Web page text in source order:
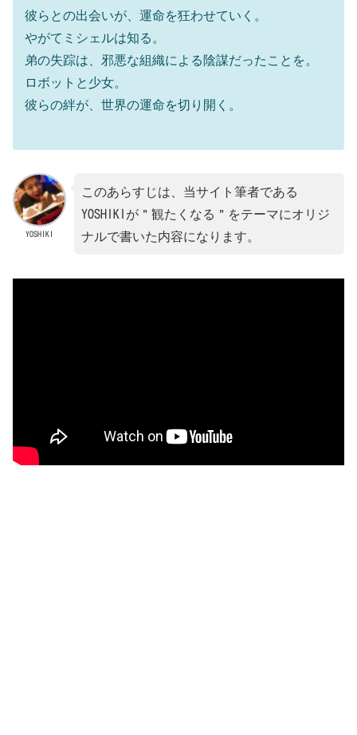
彼らとの出会いが、運命を狂わせていく。
やがてミシェルは知る。
弟の失踪は、邪悪な組織による陰謀だったことを。
ロボットと少女。
彼らの絆が、世界の運命を切り開く。
YOSHIKI
このあらすじは、当サイト筆者である
YOSHIKIが＂観たくなる＂をテーマにオリジ
ナルで書いた内容になります。